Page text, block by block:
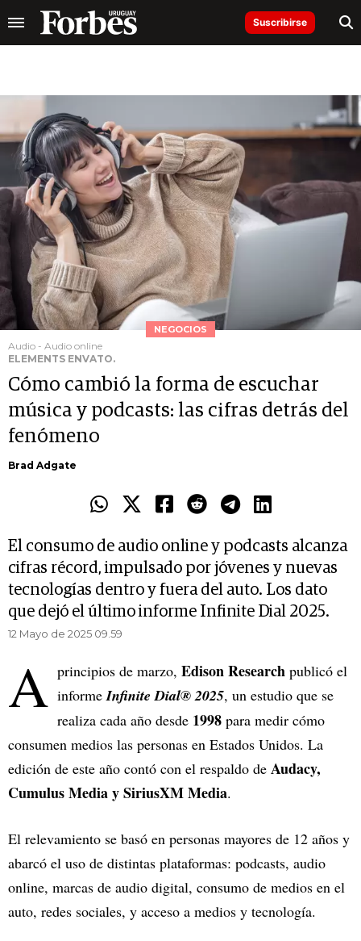
Suscribirse
NEGOCIOS
Audio - Audio online
ELEMENTS ENVATO.
Cómo cambió la forma de escuchar
música y podcasts: las cifras detrás del
fenómeno
Brad Adgate
El consumo de audio online y podcasts alcanza
cifras récord, impulsado por jóvenes y nuevas
tecnologías dentro y fuera del auto. Los dato
que dejó el último informe Infinite Dial 2025.
12 Mayo de 2025 09.59
A principios de marzo, Edison Research publicó el
informeInfinite Dial® 2025, un estudio que se
realiza cada año desde 1998 para medir cómo
consumen medios las personas en Estados Unidos. La
edición de este año contó con el respaldo de Audacy,
Cumulus Media y SiriusXM Media.
El relevamiento se basó en personas mayores de 12 años y
abarcó el uso de distintas plataformas: podcasts, audio
online, marcas de audio digital, consumo de medios en el
auto, redes sociales, y acceso a medios y tecnología.